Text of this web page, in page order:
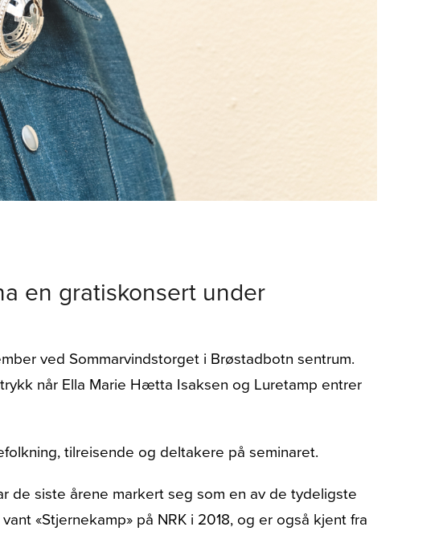
en gratiskonsert under
ved Sommarvindstorget i Brøstadbotn sentrum.
når Ella Marie Hætta Isaksen og Luretamp entrer
tilreisende og deltakere på seminaret.
de siste årene markert seg som en av de tydeligste
«Stjernekamp» på NRK i 2018, og er også kjent fra